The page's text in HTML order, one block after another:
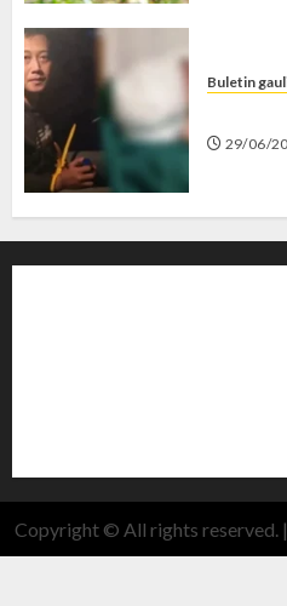
Buletin
29/06/
Copyright © All rights reserved. |